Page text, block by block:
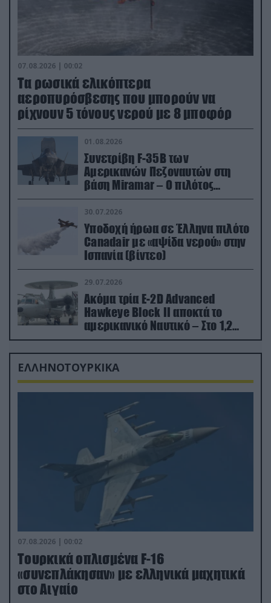
07.08.2026 | 00:02
Τα ρωσικά ελικόπτερα
αεροπυρόσβεσης που μπορούν να
ρίχνουν 5 τόνους νερού με 8 μποφόρ
01.08.2026
Συνετρίβη F-35B των
Αμερικανών Πεζοναυτών στη
βάση Miramar – Ο πιλότος
εκτινάχθηκε εγκαίρως
30.07.2026
Υποδοχή ήρωα σε Έλληνα πιλότο
Canadair με «αψίδα νερού» στην
Ισπανία (βίντεο)
29.07.2026
Ακόμα τρία E-2D Advanced
Hawkeye Block II αποκτά το
αμερικανικό Ναυτικό – Στο 1,2
δισ.δολάρια το κόστος
ΕΛΛΗΝΟΤΟΥΡΚΙΚΑ
07.08.2026 | 00:02
Τουρκικά οπλισμένα F-16
«συνεπλάκησαν» με ελληνικά μαχητικά
στο Αιγαίο